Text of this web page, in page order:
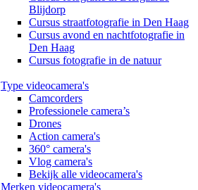
Blijdorp
Cursus straatfotografie in Den Haag
Cursus avond en nachtfotografie in
Den Haag
Cursus fotografie in de natuur
Type videocamera's
Camcorders
Professionele camera’s
Drones
Action camera's
360° camera's
Vlog camera's
Bekijk alle videocamera's
Merken videocamera's